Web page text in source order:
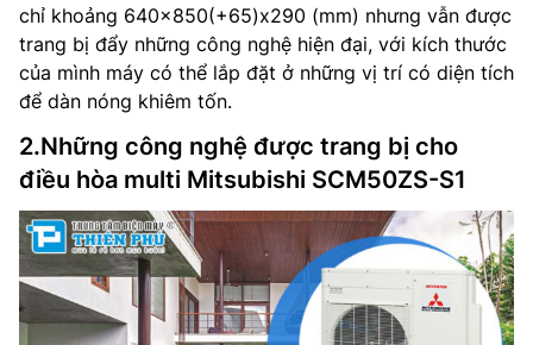
chỉ khoảng 640×850(+65)x290 (mm) nhưng vẫn được
trang bị đẩy những công nghệ hiện đại, với kích thước
của mình máy có thể lắp đặt ở những vị trí có diện tích
để dàn nóng khiêm tốn.
2.Những công nghệ được trang bị cho
điều hòa multi Mitsubishi SCM50ZS-S1